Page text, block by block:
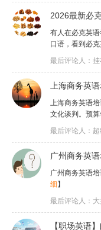
2026最新必
有人在必克英
口语，看到必
最后评论人：
上海商务英
上海商务英语
文化谈判。预
最后评论人：
广州商务英
广州商务英语
细 】
最后评论人：
【职场英语